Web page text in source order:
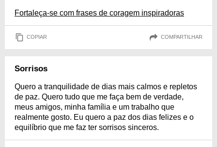
Fortaleça-se com frases de coragem inspiradoras
COPIAR COMPARTILHAR
Sorrisos
Quero a tranquilidade de dias mais calmos e repletos
de paz. Quero tudo que me faça bem de verdade,
meus amigos, minha família e um trabalho que
realmente gosto. Eu quero a paz dos dias felizes e o
equilíbrio que me faz ter sorrisos sinceros.